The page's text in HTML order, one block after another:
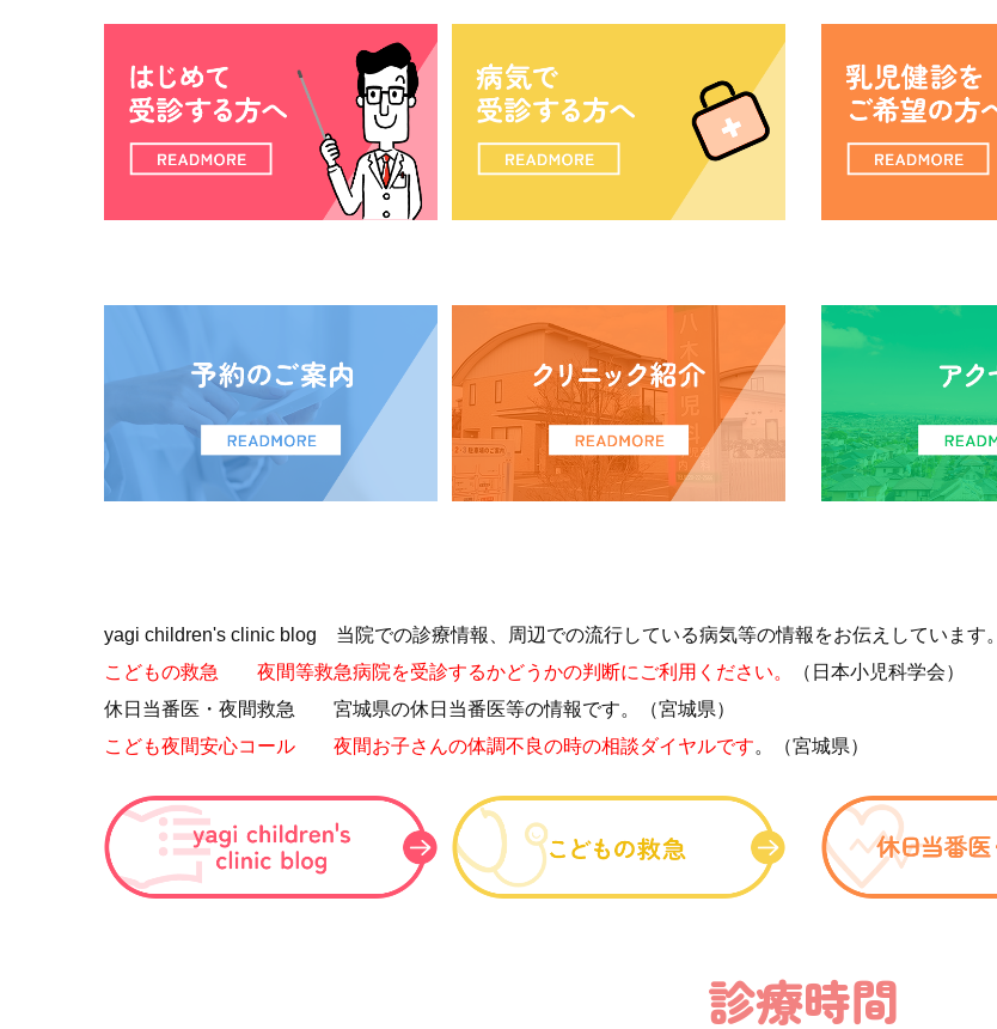
yagi children's clinic blog 当院での診療情報、周辺での流行している病気等の情報をお伝えしています。
こどもの救急 夜間等救急病院を受診するかどうかの判断にご利用ください。
（日本小児科学会）
休日当番医・夜間救急 宮城県の休日当番医等の情報です。（宮城県）
こども夜間安心コール 夜間お子さんの体調不良の時の相談ダイヤルです。（宮城県）